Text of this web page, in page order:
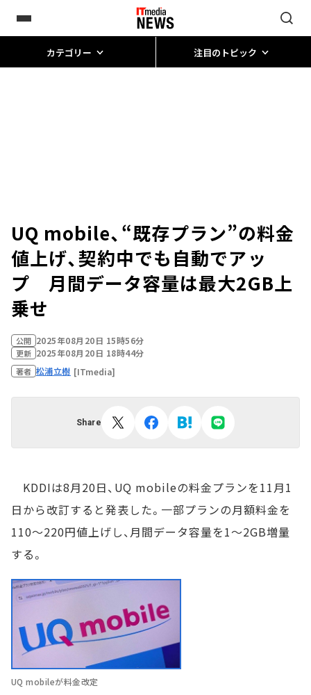
カテゴリー 注目のトピック
UQ mobile、“既存プラン”の料金
値上げ、契約中でも自動でアッ
プ 月間データ容量は最大2GB上
乗せ
公開 2025年08月20日 15時56分
更新 2025年08月20日 18時44分
著者 松浦立樹 [ITmedia]
Share
KDDIは8月20日、UQ mobileの料金プランを11月1
日から改訂すると発表した。一部プランの月額料金を
110～220円値上げし、月間データ容量を1～2GB増量
する。
UQ mobileが料金改定